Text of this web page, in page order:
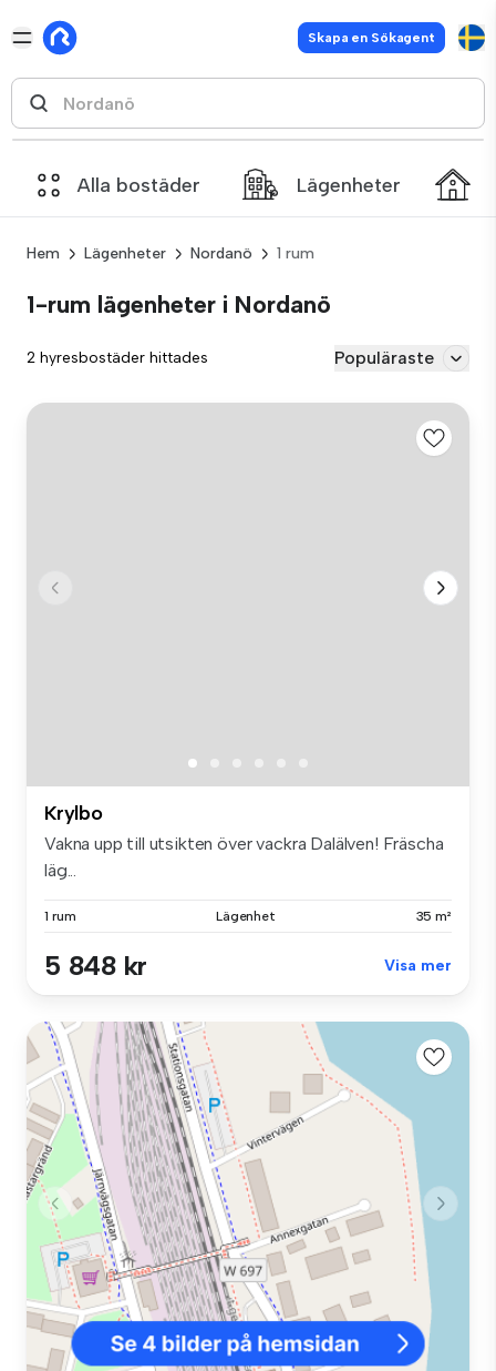
Skapa en Sökagent
Alla bostäder Lägenheter
Hem Lägenheter Nordanö 1 rum
1-rum lägenheter i Nordanö
2 hyresbostäder hittades Populäraste
Krylbo
Vakna upp till utsikten över vackra Dalälven! Fräscha
läg...
1 rum Lägenhet 35 m²
5 848 kr Visa mer